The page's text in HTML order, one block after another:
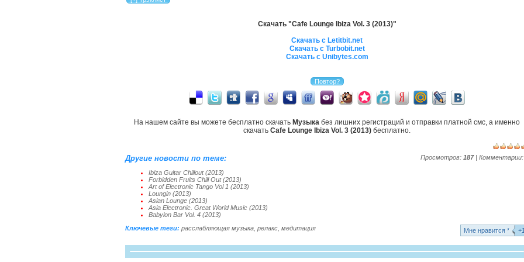
Скачать "Cafe Lounge Ibiza Vol. 3 (2013)"
Скачать с Letitbit.net
Скачать с Turbobit.net
Скачать с Unibytes.com
На нашем сайте вы можете бесплатно скачать Музыка без лишних регистраций и отправки платной смс, а именно
скачать Cafe Lounge Ibiza Vol. 3 (2013) бесплатно.
Просмотров: 187| Комментарии:
Другие новости по теме:
Ibiza Guitar Chillout (2013)
Forbidden Fruits Chill Out (2013)
Art of Electronic Tango Vol 1 (2013)
Loungin (2013)
Asian Lounge (2013)
Asia Electronic. Great World Music (2013)
Babylon Bar Vol. 4 (2013)
Mне нравится * +1
Ключевые теги: расслабляющая музыка релакс медитация